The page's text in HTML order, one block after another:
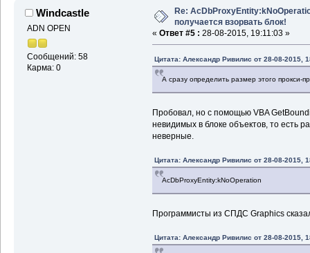
Windcastle
ADN OPEN
Сообщений: 58
Карма: 0
Re:
получается взорвать блок!
« Ответ #5 : 28-08-2015, 19:11:03 »
Цитата: Александр Ривилис от 28-08-2015,
А сразу определить размер этого прокси-
Пробовал, но с помощью VBA
невидимых в блоке объектов, то есть
неверные.
Цитата: Александр Ривилис от 28-08-2015,
AcDbProxyEntity:kNoOperation
Программисты из СПДС Graphics
Цитата: Александр Ривилис от 28-08-2015,